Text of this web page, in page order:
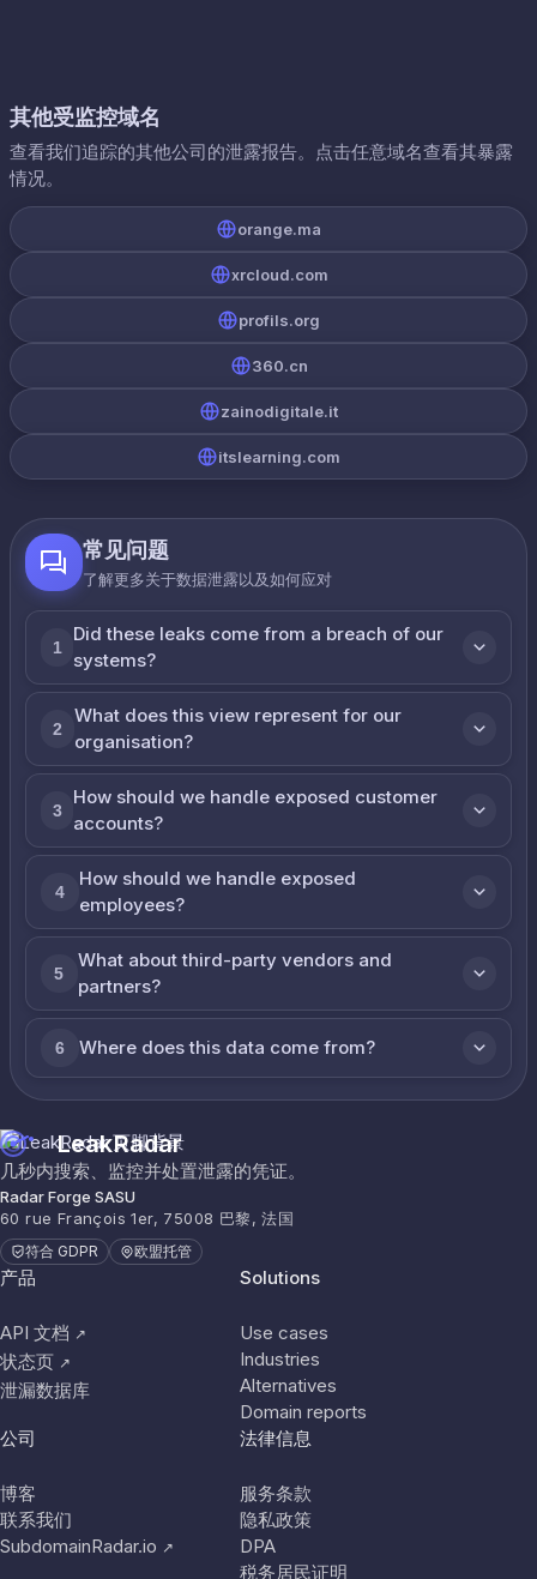
其他受监控域名
查看我们追踪的其他公司的泄露报告。点击任意域名查看其暴露
情况。
orange.ma
xrcloud.com
profils.org
360.cn
zainodigitale.it
itslearning.com
常见问题
了解更多关于数据泄露以及如何应对
1
Did these leaks come from a breach of our
systems?
2
What does this view represent for our
organisation?
3
How should we handle exposed customer
accounts?
4
How should we handle exposed
employees?
5
What about third-party vendors and
partners?
6 Where does this data come from?
LeakRadar
几秒内搜索、监控并处置泄露的凭证。
Radar Forge SASU
60 rue François 1er, 75008 巴黎, 法国
符合 GDPR 欧盟托管
产品
API 文档 ↗
状态页 ↗
泄漏数据库
Solutions
Use cases
Industries
Alternatives
Domain reports
公司
博客
联系我们
SubdomainRadar.io ↗
法律信息
服务条款
隐私政策
DPA
税务居民证明